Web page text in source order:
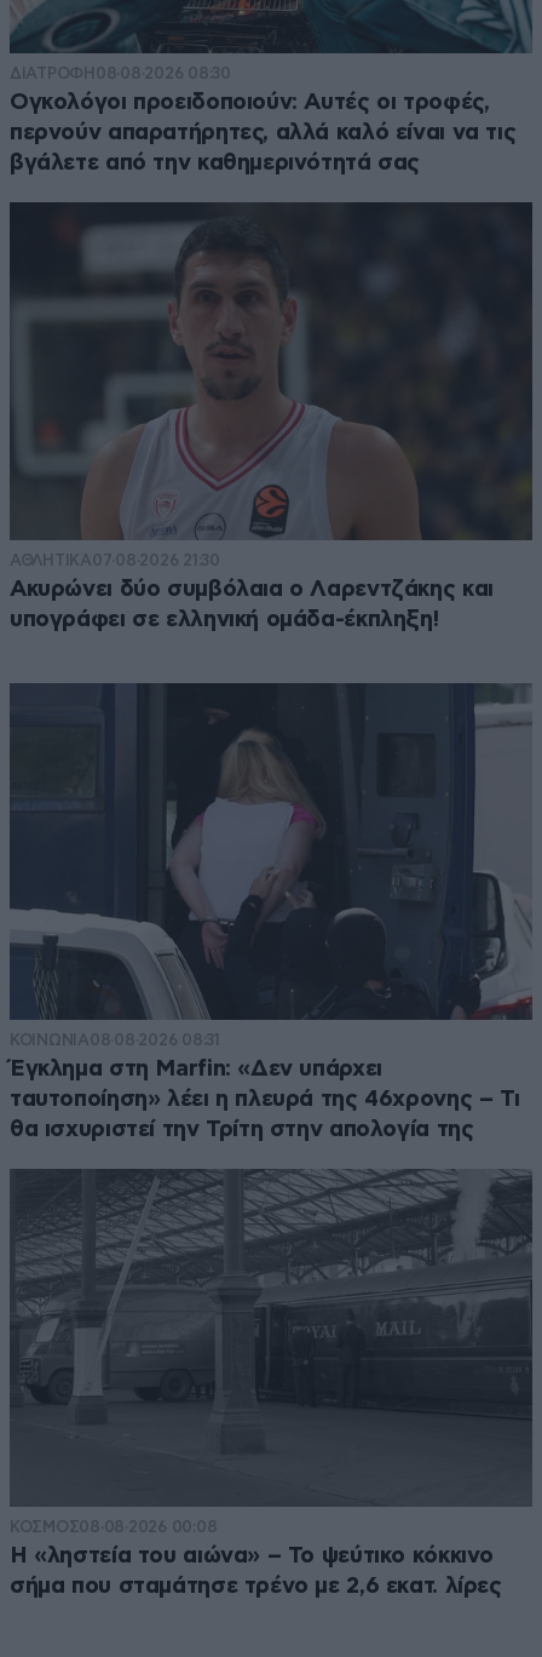
ΔΙΑΤΡΟΦΗ 08·08·2026 08:30
Ογκολόγοι προειδοποιούν: Αυτές οι τροφές,
περνούν απαρατήρητες, αλλά καλό είναι να τις
βγάλετε από την καθημερινότητά σας
ΑΘΛΗΤΙΚΑ07·08·2026 21:30
Ακυρώνει δύο συμβόλαια ο Λαρεντζάκης και
υπογράφει σε ελληνική ομάδα-έκπληξη!
ΚΟΙΝΩΝΙΑ08·08·2026 08:31
Έγκλημα στη Marfin: «Δεν υπάρχει
ταυτοποίηση» λέει η πλευρά της 46χρονης – Τι
θα ισχυριστεί την Τρίτη στην απολογία της
ΚΟΣΜΟΣ08·08·2026 00:08
Η «ληστεία του αιώνα» – Το ψεύτικο κόκκινο
σήμα που σταμάτησε τρένο με 2,6 εκατ. λίρες